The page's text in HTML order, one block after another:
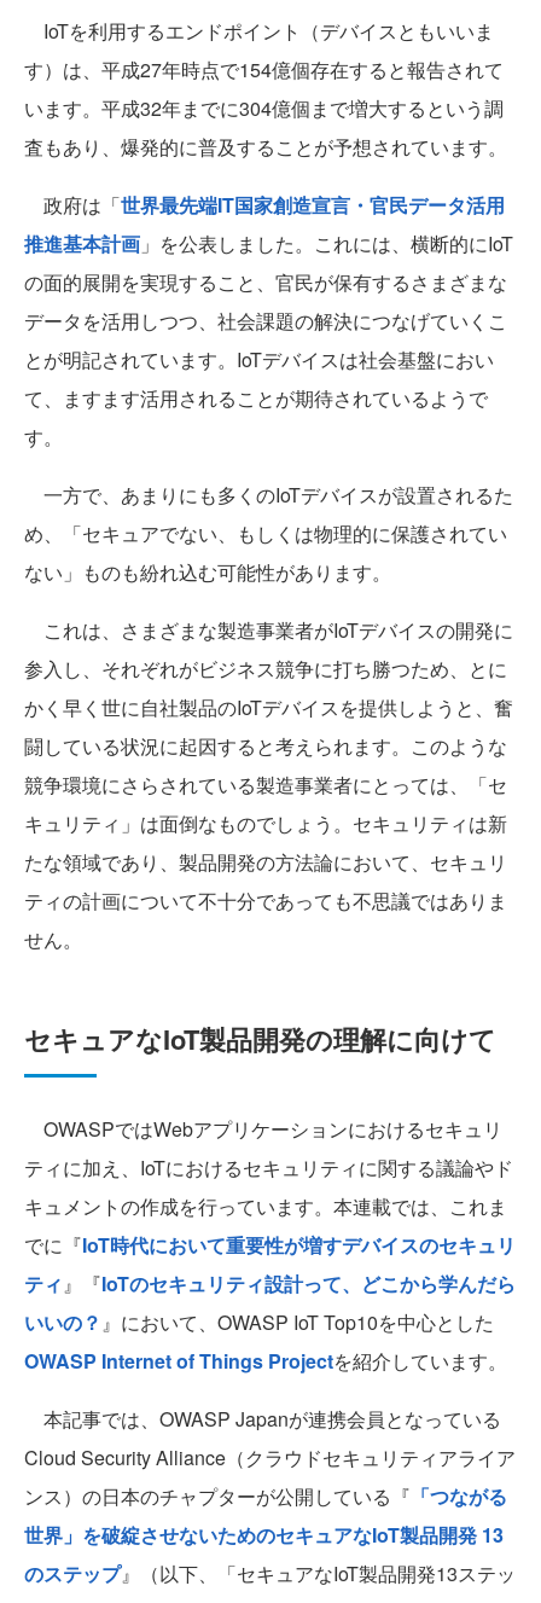
IoTを利用するエンドポイント（デバイスともいいま
す）は、平成27年時点で154億個存在すると報告されて
います。平成32年までに304億個まで増大するという調
査もあり、爆発的に普及することが予想されています。
政府は「世界最先端IT国家創造宣言・官民データ活用
推進基本計画 」を公表しました。これには、横断的にIoT
の面的展開を実現すること、官民が保有するさまざまな
データを活用しつつ、社会課題の解決につなげていくこ
とが明記されています。IoTデバイスは社会基盤におい
て、ますます活用されることが期待されているようで
す。
一方で、あまりにも多くのIoTデバイスが設置されるた
め、「セキュアでない、もしくは物理的に保護されてい
ない」ものも紛れ込む可能性があります。
これは、さまざまな製造事業者がIoTデバイスの開発に
参入し、それぞれがビジネス競争に打ち勝つため、とに
かく早く世に自社製品のIoTデバイスを提供しようと、奮
闘している状況に起因すると考えられます。このような
競争環境にさらされている製造事業者にとっては、「セ
キュリティ」は面倒なものでしょう。セキュリティは新
たな領域であり、製品開発の方法論において、セキュリ
ティの計画について不十分であっても不思議ではありま
せん。
セキュアなIoT製品開発の理解に向けて
OWASPではWebアプリケーションにおけるセキュリ
ティに加え、IoTにおけるセキュリティに関する議論やド
キュメントの作成を行っています。本連載では、これま
でに『IoT時代において重要性が増すデバイスのセキュリ
ティ』『IoTのセキュリティ設計って、どこから学んだら
いいの？ 』において、OWASP IoT Top10を中心とした
OWASP Internet of Things Projectを紹介しています。
本記事では、OWASP Japanが連携会員となっている
Cloud Security Alliance（クラウドセキュリティアライア
ンス）の日本のチャプターが公開している『 「つながる
世界」を破綻させないためのセキュアなIoT製品開発 13
のステップ』（以下、「セキュアなIoT製品開発13ステッ